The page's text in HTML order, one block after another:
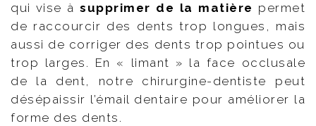
qui vise àsupprimer de la matière permet
de raccourcir des dents trop longues, mais
aussi de corriger des dents trop pointues ou
trop larges. En « limant » la face occlusale
de la dent, notre chirurgine-dentiste peut
désépaissir l’émail dentaire pour améliorer la
forme des dents.